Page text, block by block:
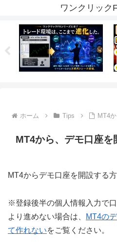
ワンクリック
ホーム Tips MT4
MT4から、デモ口座を
MT4からデモ口座を開設する方
※登録後半の個人情報入力で
より進めない場合は、
MT4の
て作れないをご覧ください。